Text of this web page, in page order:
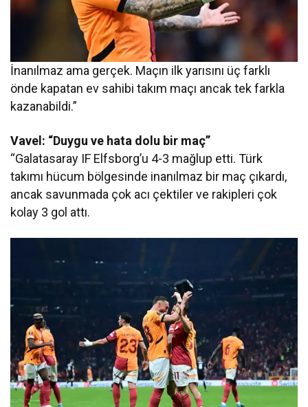
İnanılmaz ama gerçek. Maçın ilk yarısını üç farklı
önde kapatan ev sahibi takım maçı ancak tek farkla
kazanabildi.”
Vavel: “Duygu ve hata dolu bir maç”
“Galatasaray IF Elfsborg’u 4-3 mağlup etti. Türk
takımı hücum bölgesinde inanılmaz bir maç çıkardı,
ancak savunmada çok acı çektiler ve rakipleri çok
kolay 3 gol attı.